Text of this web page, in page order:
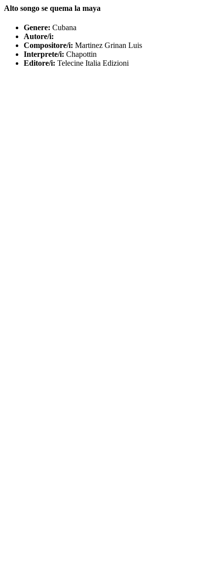
Alto songo se quema la maya
Genere: Cubana
Autore/i:
Compositore/i: Martinez Grinan Luis
Interprete/i: Chapottin
Editore/i: Telecine Italia Edizioni